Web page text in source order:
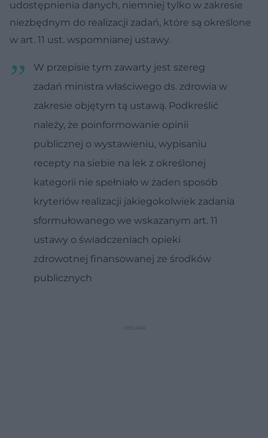
udostępnienia danych, niemniej tylko w zakresie
niezbędnym do realizacji zadań, które są określone
w art. 11 ust. wspomnianej ustawy.
W przepisie tym zawarty jest szereg
zadań ministra właściwego ds. zdrowia w
zakresie objętym tą ustawą. Podkreślić
należy, że poinformowanie opinii
publicznej o wystawieniu, wypisaniu
recepty na siebie na lek z określonej
kategorii nie spełniało w żaden sposób
kryteriów realizacji jakiegokolwiek zadania
sformułowanego we wskazanym art. 11
ustawy o świadczeniach opieki
zdrowotnej finansowanej ze środków
publicznych